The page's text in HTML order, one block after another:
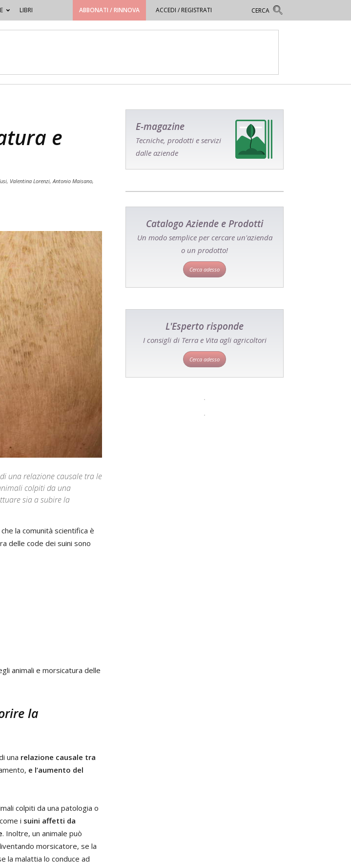
LIBRI ABBONATI / RINNOVA ACCEDI / REGISTRATI
e
Valentina Lorenzi, Antonio Maisano,
una relazione causale tra le
colpiti da una
sia a subire la
la comunità scientifica è
delle code dei suini sono
animali e morsicatura delle
la
una relazione causale tra
e l’aumento del
colpiti da una patologia o
i suini affetti da
. Inoltre, un animale può
morsicatore, se la
la malattia lo conduce ad
E-magazine
Tecniche, prodotti e servizi
dalle aziende
Catalogo Aziende e Prodotti
Un modo semplice per cercare un'azienda
o un prodotto!
Cerca adesso
L'Esperto risponde
I consigli di Terra e Vita agli agricoltori
Cerca adesso